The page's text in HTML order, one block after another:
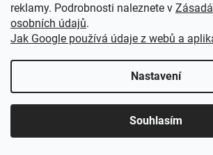
reklamy. Podrobnosti naleznete v
osobních údajů.
Jak Google používá údaje z webů a
Nastavení
Souhlasím
Skladem(6 ks)
22 Kč/ ks
Nákrčník Star Wars s motivem Darth
doplněk do chladných dnů. Dvouvrstvé